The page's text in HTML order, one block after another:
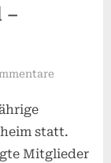
–
zu
dem
Vorstand
statt.
Mitglieder